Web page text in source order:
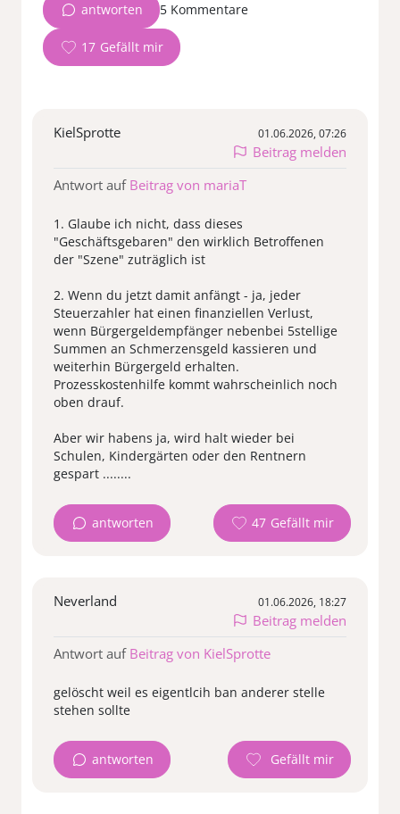
antworten 5 Kommentare
17
KielSprotte 01.06.2026, 07:26
Beitrag melden
Antwort auf Beitrag von mariaT
1. Glaube ich nicht, dass dieses
"Geschäftsgebaren" den wirklich Betroffenen
der "Szene" zuträglich ist
2. Wenn du jetzt damit anfängt - ja, jeder
Steuerzahler hat einen finanziellen Verlust,
wenn Bürgergeldempfänger nebenbei 5stellige
Summen an Schmerzensgeld kassieren und
weiterhin Bürgergeld erhalten.
Prozesskostenhilfe kommt wahrscheinlich noch
oben drauf.
Aber wir habens ja, wird halt wieder bei
Schulen, Kindergärten oder den Rentnern
gespart ........
antworten 47
Neverland 01.06.2026, 18:27
Beitrag melden
Antwort auf Beitrag von KielSprotte
gelöscht weil es eigentlcih ban anderer stelle
stehen sollte
antworten